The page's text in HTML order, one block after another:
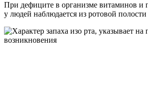
При дефиците в организме витаминов и
у людей наблюдается из ротовой полости